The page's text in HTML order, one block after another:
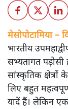
मेसोपोटामिया –
भारतीय
सभ्यतागत पड़ोसी
सांस्कृतिक क्षेत्रों
लिए बहुत
यादें हैं। लेकिन